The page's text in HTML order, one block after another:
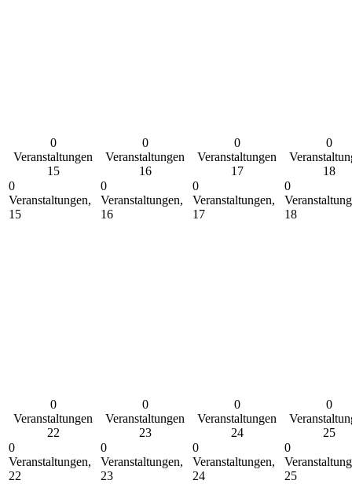
0
Veranstaltungen
15
0
Veranstaltungen,
15
0
Veranstaltungen
16
0
Veranstaltungen,
16
0
Veranstaltungen
17
0
Veranstaltungen,
17
0
18
0
18
0
Veranstaltungen
22
0
Veranstaltungen,
22
0
Veranstaltungen
23
0
Veranstaltungen,
23
0
Veranstaltungen
24
0
Veranstaltungen,
24
0
25
0
25